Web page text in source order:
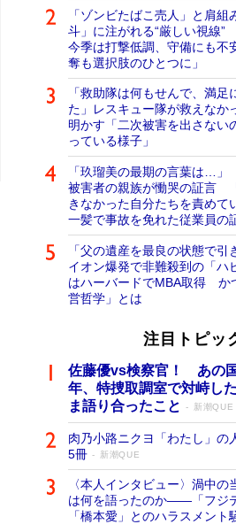
「ゾンビたばこ売人」と肩
斗」に注がれる“厳しい視線
今季は打撃低調、守備にも
奪も選択肢のひとつに」
「救助隊は何もせんで、満足
た」レスキュー隊が救えな
明かす「二次被害を出さない
っている様子」
「玖瑠美の最期の言葉は…
被害者の親族が慟哭の証言
きなかった自分たちを責め
一髪で事故を免れた従業員の
「父の遺産を最良の状態で
イオン爆発で非難殺到の「ハ
はハーバードでMBA取得 か
営哲学」とは
注目トピッ
佐藤優vs検察官！ あの
年、特捜取調室で対峙し
ま語り合ったこと
新潮QUE
肉乃小路ニクヨ「わたし」の
5冊
新潮QUE
〈本人インタビュー〉渦中の
は何を語ったのか――「フジ
「橋本愛」とのハラスメント